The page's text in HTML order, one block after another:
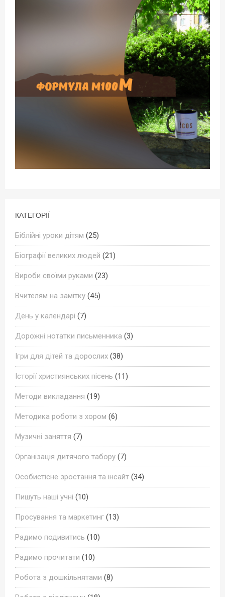
КАТЕГОРІЇ
Біблійні уроки дітям (25)
Біографії великих людей (21)
Вироби своїми руками (23)
Вчителям на замітку (45)
День у календарі (7)
Дорожні нотатки письменника (3)
Ігри для дітей та дорослих (38)
Історії християнських пісень (11)
Методи викладання (19)
Методика роботи з хором (6)
Музичні заняття (7)
Організація дитячого табору (7)
Особистісне зростання та інсайт (34)
Пишуть наші учні (10)
Просування та маркетинг (13)
Радимо подивитись (10)
Радимо прочитати (10)
Робота з дошкільнятами (8)